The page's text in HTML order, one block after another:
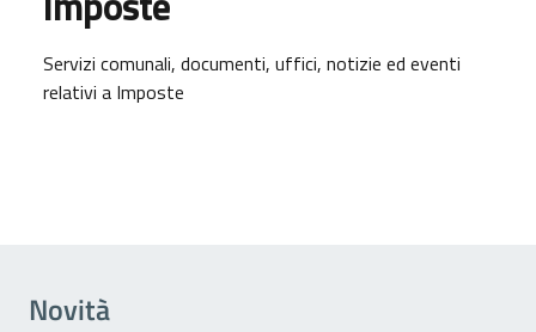
Dettagli dell'argomento
Servizi comunali, documenti, uffici, notizie ed eventi
relativi a Imposte
Novità